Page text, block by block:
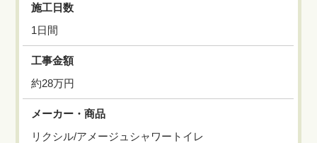
施工日数
1日間
工事金額
約28万円
メーカー・商品
リクシル/アメージュシャワートイレ